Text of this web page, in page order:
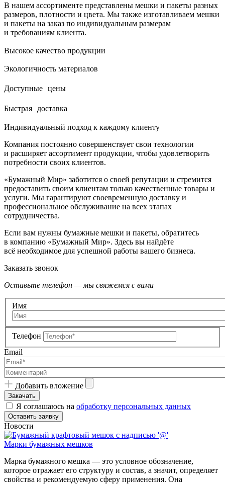
В нашем ассортименте представлены мешки и пакеты разных
размеров, плотности и цвета. Мы также изготавливаем мешки
и пакеты на заказ по индивидуальным размерам
и требованиям клиента.
Высокое качество продукции
Экологичность материалов
Доступные цены
Быстрая доставка
Индивидуальный подход к каждому клиенту
Компания постоянно совершенствует свои технологии
и расширяет ассортимент продукции, чтобы удовлетворить
потребности своих клиентов.
«Бумажный Мир» заботится о своей репутации и стремится
предоставить своим клиентам только качественные товары и
услуги. Мы гарантируют своевременную доставку и
профессиональное обслуживание на всех этапах
сотрудничества.
Если вам нужны бумажные мешки и пакеты, обратитесь
в компанию «Бумажный Мир». Здесь вы найдёте
всё необходимое для успешной работы вашего бизнеса.
Заказать звонок
Оставьте телефон — мы свяжемся с вами
Имя
Телефон
Email
Добавить вложение
Я соглашаюсь на обработку персональных данных
Новости
Марки бумажных мешков
Марка бумажного мешка — это условное обозначение,
которое отражает его структуру и состав, а значит, определяет
свойства и рекомендуемую сферу применения. Она